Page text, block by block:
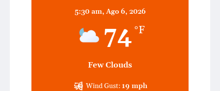
5:30 am, Ago 6, 2026
74 °F
Few Clouds
Wind Gust: 19 mph